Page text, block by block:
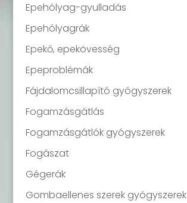
Epehólyag-gyulladás
Epehólyagrák
Epekő, epekövesség
Epeproblémák
Fájdalomcsillapító gyógyszerek
Fogamzásgátlás
Fogamzásgátlók gyógyszerek
Fogászat
Gégerák
Gombaellenes szerek gyógyszerek